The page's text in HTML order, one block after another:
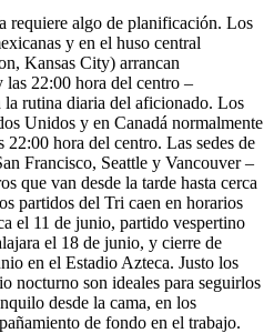
requiere algo de planificación. Los
y en el huso central
Kansas City) arrancan
las 22:00 hora del centro –
la rutina diaria del aficionado. Los
Unidos y en Canadá normalmente
hora del centro. Las sedes de
Francisco, Seattle y Vancouver –
que van desde la tarde hasta cerca
partidos del Tri caen en horarios
el 11 de junio, partido vespertino
el 18 de junio, y cierre de
en el Estadio Azteca. Justo los
nocturno son ideales para seguirlos
desde la cama, en los
de fondo en el trabajo.